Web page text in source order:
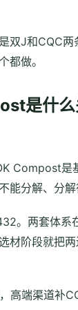
双J和CQC
都做。
是什么
Compost
分解、分解
。两套体
材阶段就把
高端渠道补